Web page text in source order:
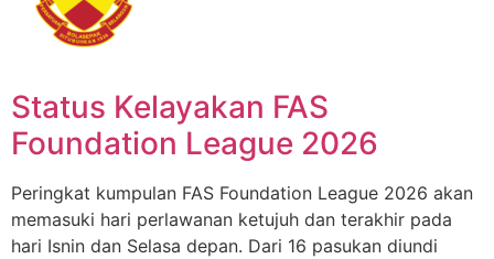
Status Kelayakan FAS
Foundation League 2026
Peringkat kumpulan FAS Foundation League 2026 akan
memasuki hari perlawanan ketujuh dan terakhir pada
hari Isnin dan Selasa depan. Dari 16 pasukan diundi